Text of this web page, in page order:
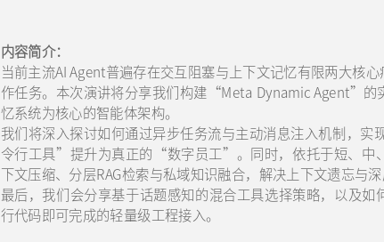
内容简介：
当前主流AI Agent普遍存在交互阻塞与上下文记忆有限两大核
作任务。本次演讲将分享我们构建“Meta Dynamic Agent”的
忆系统为核心的智能体架构。
我们将深入探讨如何通过异步任务流与主动消息注入机制，
令行工具”提升为真正的“数字员工”。同时，依托于短、中
下文压缩、分层RAG检索与私域知识融合，解决上下文遗忘与
最后，我们会分享基于话题感知的混合工具选择策略，以及
行代码即可完成的轻量级工程接入。